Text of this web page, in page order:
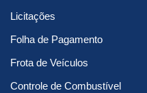
Licitações
Folha de Pagamento
Frota de Veículos
Controle de Combustível